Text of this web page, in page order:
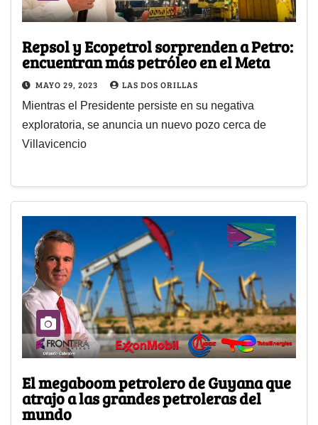
Repsol y Ecopetrol sorprenden a Petro:
encuentran más petróleo en el Meta
MAYO 29, 2023 LAS DOS ORILLAS
Mientras el Presidente persiste en su negativa
exploratoria, se anuncia un nuevo pozo cerca de
Villavicencio
El megaboom petrolero de Guyana que
atrajo a las grandes petroleras del
mundo